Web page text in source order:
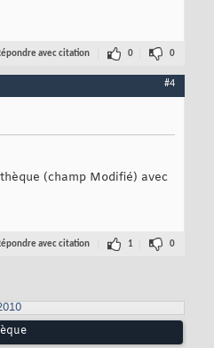
avec citation 0 0
#4
(champ Modifié) avec
avec citation 1 0